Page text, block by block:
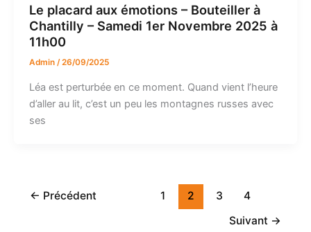
Le placard aux émotions – Bouteiller à
Chantilly – Samedi 1er Novembre 2025 à
11h00
Admin /26/09/2025
Léa est perturbée en ce moment. Quand vient l’heure
d’aller au lit, c’est un peu les montagnes russes avec
ses
← Précédent 1 2 3
4
Suivant →